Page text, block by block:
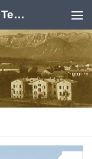
Удружење Госпићана "Никола Тесла", Београд